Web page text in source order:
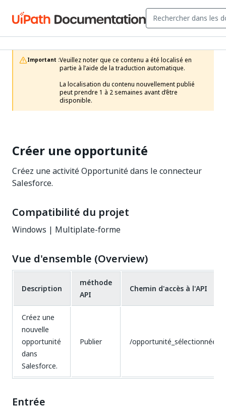
Important :Veuillez noter que ce contenu a été localisé en
partie à l’aide de la traduction automatique.
La localisation du contenu nouvellement publié
peut prendre 1 à 2 semaines avant d’être
disponible.
Créer une opportunité
Créez une activité Opportunité dans le connecteur
Salesforce.
Compatibilité du projet
Windows | Multiplate-forme
Vue d'ensemble (Overview)
Description
méthode
API
Chemin d'accès à l'API
Créez une
nouvelle
opportunité
dans
Salesforce.
Publier /opportunité_sélectionnée
Entrée